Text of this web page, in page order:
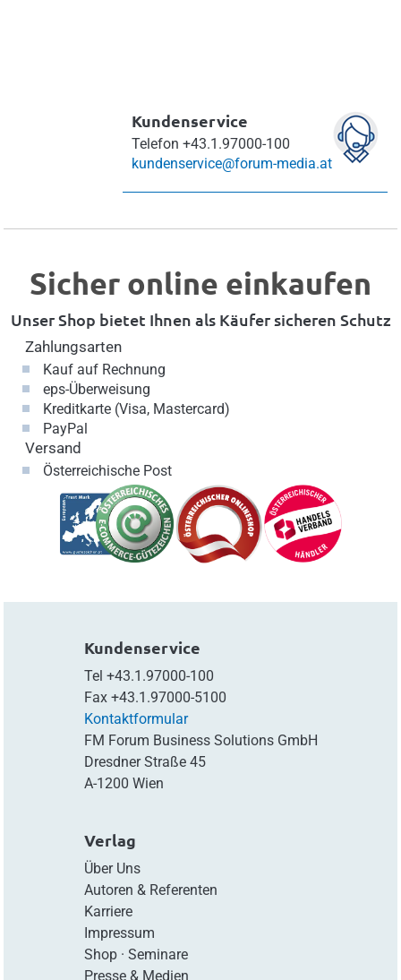
Kundenservice
Telefon +43.1.97000-100
kundenservice@forum-media.at
Sicher online einkaufen
Unser Shop bietet Ihnen als Käufer sicheren Schutz
Zahlungsarten
Kauf auf Rechnung
eps-Überweisung
Kreditkarte (Visa, Mastercard)
PayPal
Versand
Österreichische Post
Kundenservice
Tel +43.1.97000-100
Fax +43.1.97000-5100
Kontaktformular
FM Forum Business Solutions GmbH
Dresdner Straße 45
A-1200 Wien
Verlag
Über Uns
Autoren & Referenten
Karriere
Impressum
Shop· Seminare
Presse & Medien